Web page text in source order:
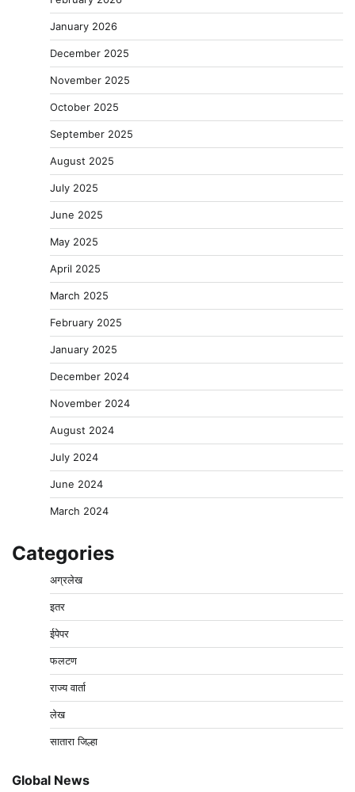
January 2026
December 2025
November 2025
October 2025
September 2025
August 2025
July 2025
June 2025
May 2025
April 2025
March 2025
February 2025
January 2025
December 2024
November 2024
August 2024
July 2024
June 2024
March 2024
Categories
अग्रलेख
इतर
ईपेपर
फलटण
राज्य वार्ता
लेख
सातारा जिल्हा
Global News